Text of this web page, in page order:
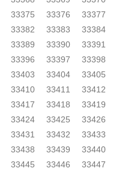
33375 33376
33377
33382 33383
33384
33389 33390
33391
33396 33397
33398
33403 33404
33405
33410 33411
33412
33417 33418
33419
33424 33425
33426
33431 33432
33433
33438 33439
33440
33445 33446
33447